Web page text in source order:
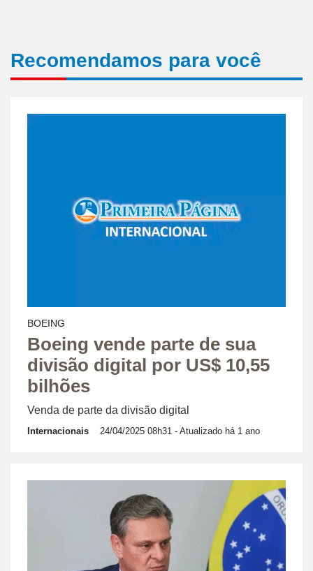
Recomendamos para você
BOEING
Boeing vende parte de sua
divisão digital por US$ 10,55
bilhões
Venda de parte da divisão digital
Internacionais 24/04/2025 08h31 - Atualizado há 1 ano